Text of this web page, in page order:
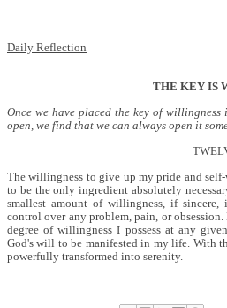
Daily Reflection
THE KEY IS
Once we have placed the key of
open, we find that we can always open it
The willingness to give up my pride and
to be the only ingredient absolutely
smallest amount of willingness, if
control over any problem, pain, or
degree of willingness I possess at any
God's will to be manifested in my life. With
powerfully transformed into serenity.